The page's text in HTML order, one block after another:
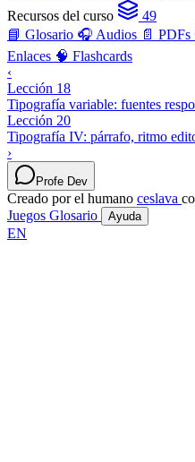
Recursos del curso
49
📘 Glosario 🎧 Audios 📄 PDFs
Enlaces 🧠 Flashcards
‹
Lección 18
Tipografía variable: fuentes
Lección 20
Tipografía IV: párrafo, ritmo
›
Profe Dev
Creado por el humano ceslava
Juegos Glosario Ayuda
EN